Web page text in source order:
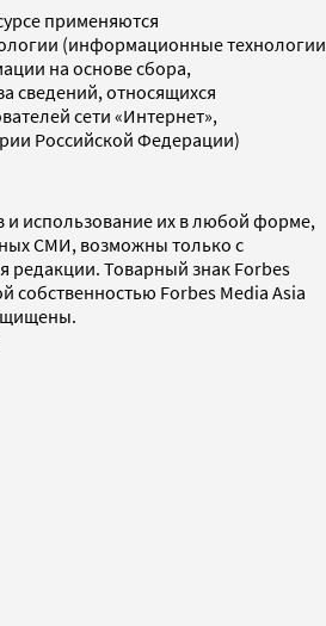
применяются
(информационные технологии
на основе сбора,
сведений, относящихся
сети «Интернет»,
Российской Федерации)
и использование их в любой форме,
СМИ, возможны только с
редакции. Товарный знак Forbes
собственностью Forbes Media Asia